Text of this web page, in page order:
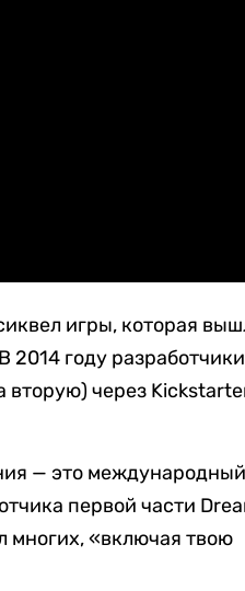
игры, которая
2014 году разработчики
вторую) через
— это международный
первой части
многих, «включая твою